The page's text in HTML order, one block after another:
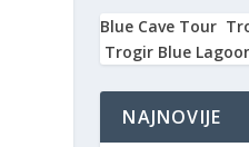
Blue Cave Tour
Trogir Blue
NAJNOVIJE